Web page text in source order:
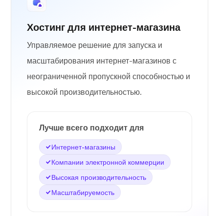
Хостинг для интернет-магазина
Управляемое решение для запуска и
масштабирования интернет-магазинов с
неограниченной пропускной способностью и
высокой производительностью.
Лучше всего подходит для
Интернет-магазины
Компании электронной коммерции
Высокая производительность
Масштабируемость